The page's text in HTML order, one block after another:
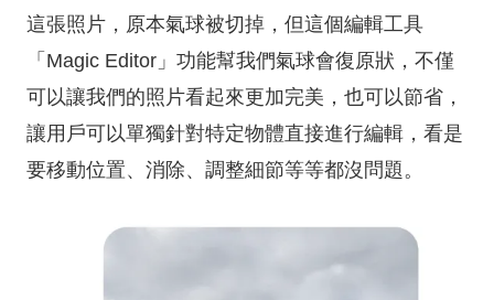
這張照片，原本氣球被切掉，但這個編輯工具
「Magic Editor」功能幫我們氣球會復原狀，不僅
可以讓我們的照片看起來更加完美，也可以節省，
讓用戶可以單獨針對特定物體直接進行編輯，看是
要移動位置、消除、調整細節等等都沒問題。